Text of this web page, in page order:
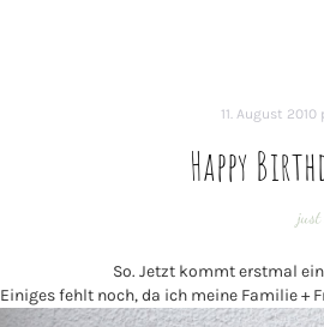
11. August 2010
Happy
just
So. Jetzt kommt erstmal
Einiges fehlt noch, da ich meine Familie +